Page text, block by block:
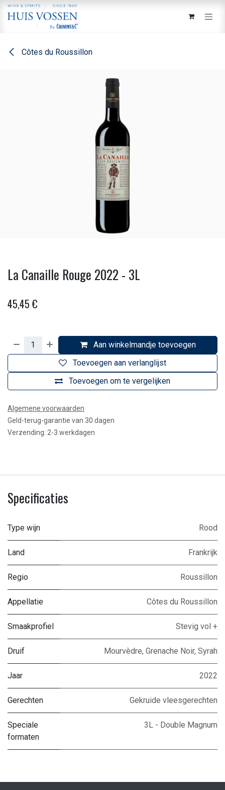
Overslaan naar inhoud
Côtes du Roussillon
La Canaille Rouge 2022 - 3L
45,45 €
Aan winkelmandje toevoegen
Toevoegen om te vergelijken
Toevoegen aan verlanglijst
Algemene voorwaarden
Geld-terug-garantie van 30 dagen
Verzending: 2-3 werkdagen
Specificaties
Type wijn Rood
Land Frankrijk
Regio Roussillon
Appellatie Côtes du Roussillon
Smaakprofiel Stevig vol +
Druif Mourvèdre, Grenache Noir, Syrah
Jaar 2022
Gerechten Gekruide vleesgerechten
Speciale
formaten
3L - Double Magnum